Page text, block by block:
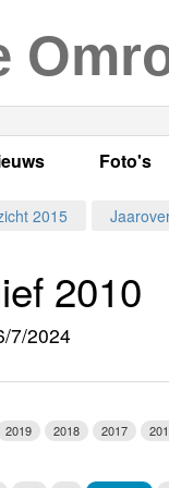
Lokaal
Foto's
2015
2010
7/2024
2019 2018 2017